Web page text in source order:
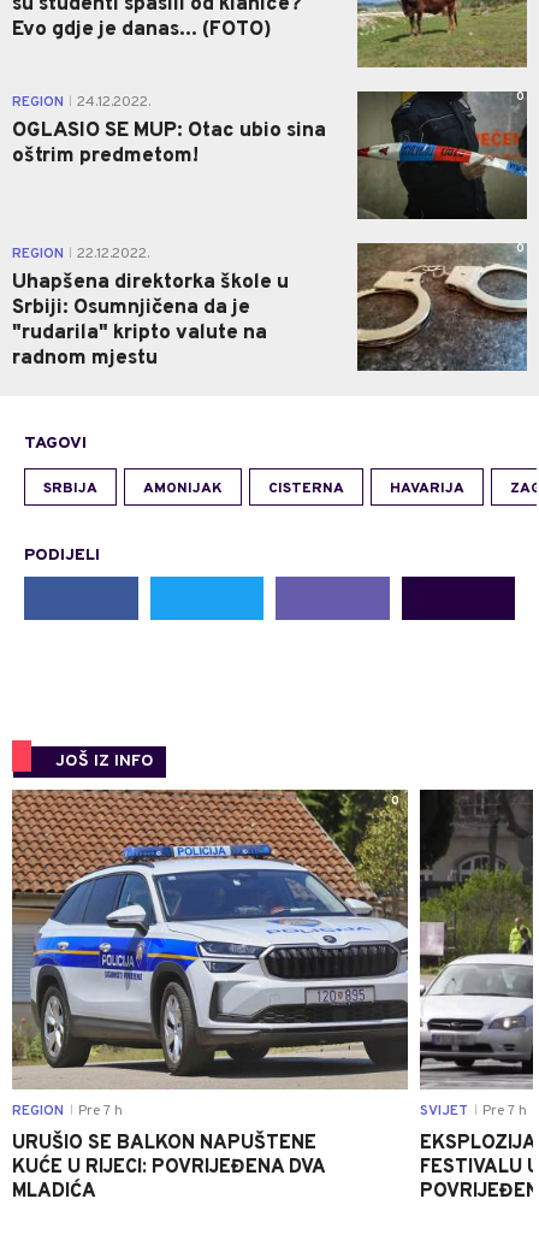
Evo gdje je danas... (FOTO)
REGION 24.12.2022.
OGLASIO SE MUP: Otac ubio sina
oštrim predmetom!
0
REGION 22.12.2022.
Uhapšena direktorka škole u
Srbiji: Osumnjičena da je
"rudarila" kripto valute na
radnom mjestu
0
TAGOVI
SRBIJA AMONIJAK CISTERNA HAVARIJA
PODIJELI
JOŠ IZ INFO
0
REGION Pre 7 h
URUŠIO SE BALKON NAPUŠTENE
KUĆE U RIJECI: POVRIJEĐENA DVA
MLADIĆA
SVIJET Pre 7 h
FESTIVALU